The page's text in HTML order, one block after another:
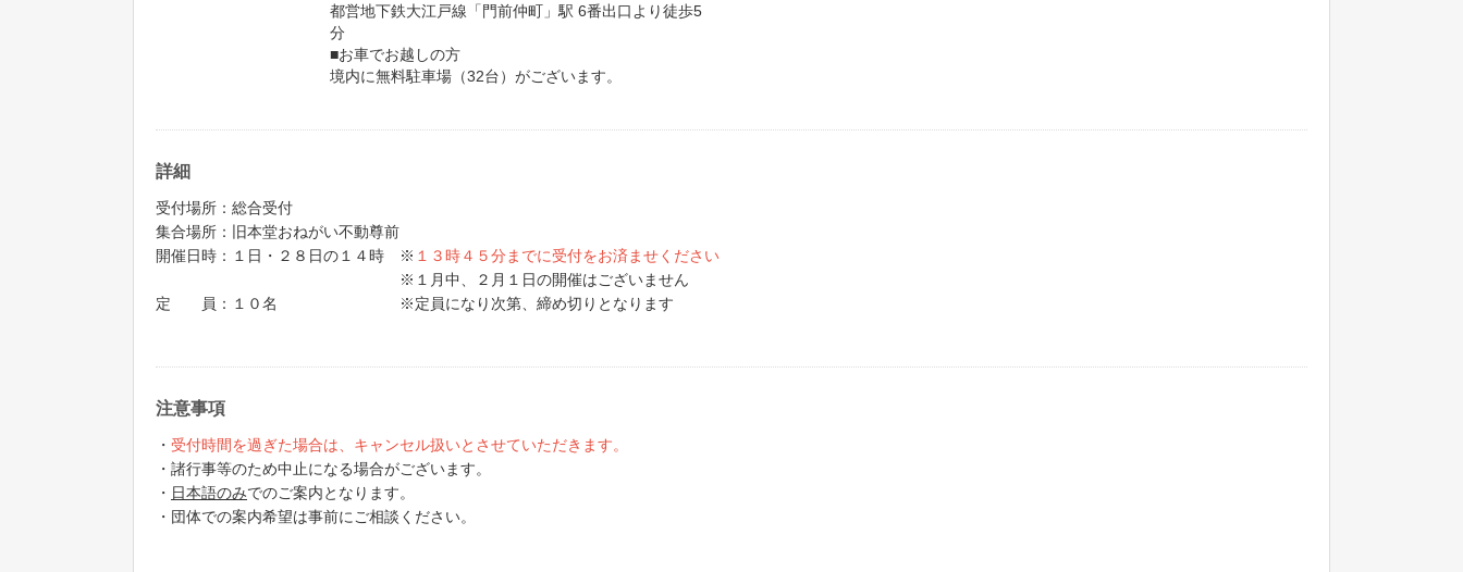
都営地下鉄大江戸線「門前仲町」駅 6番出口より徒歩5
分
■お車でお越しの方
境内に無料駐車場（32台）がございます。
詳細
受付場所：総合受付
集合場所：旧本堂おねがい不動尊前
開催日時：１日・２８日の１４時 ※ １３時４５分までに受付をお済ませください
※１月中、２月１日の開催はございません
定 員：１０名 ※定員になり次第、締め切りとなります
注意事項
・ 受付時間を過ぎた場合は、キャンセル扱いとさせていただきます。
・諸行事等のため中止になる場合がございます。
・ 日本語のみでのご案内となります。
・団体での案内希望は事前にご相談ください。